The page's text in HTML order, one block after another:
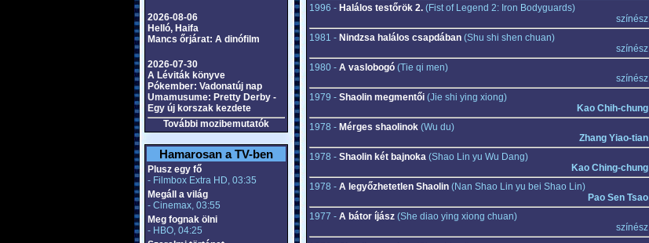
2026-08-06
Helló, Haifa
Mancs őrjárat: A dinófilm
2026-07-30
A Léviták könyve
Pókember: Vadonatúj nap
Umamusume: Pretty Derby -
Egy új korszak kezdete
További mozibemutatók
Hamarosan a TV-ben
Plusz egy fő
- Filmbox Extra HD, 03:35
Megáll a világ
- Cinemax, 03:55
Meg fognak ölni
- HBO, 04:25
1996 - Halálos testőrök 2.(Fist of Legend 2: Iron Bodyguards)
színész
1981 - Nindzsa halálos csapdában(Shu shi shen chuan)
színész
1980 - A vaslobogó(Tie qi men)
színész
1979 - Shaolin megmentői(Jie shi ying xiong)
Kao Chih-chung
1978 - Mérges shaolinok(Wu du)
Zhang Yiao-tian
1978 - Shaolin két bajnoka(Shao Lin yu Wu Dang)
Kao Ching-chung
1978 - A legyőzhetetlen Shaolin(Nan Shao Lin yu bei Shao Lin)
Pao Sen Tsao
1977 - A bátor íjász(She diao ying xiong chuan)
színész